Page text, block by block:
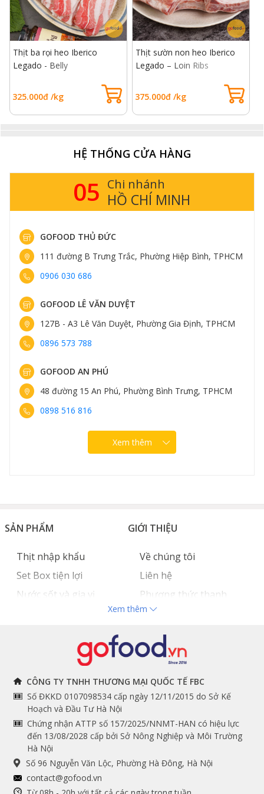
Sườn heo chứa nhiều khoáng chất, vitamin tốt cho sức khỏe
Bên cạnh đó, sườn heo Mỹ còn giàu vitamin tốt cho da,
mắt, hệ thần kinh và hoạt động trí óc. Sử dụng sườn
heo giúp cơ thể có thêm chất chống oxy hóa quan
trọng, đảm bảo khả năng miễn dịch.
Thịt sườn heo cũng góp phần quan trọng bảo vệ cấu
trúc xương, giúp xương và răng chắc khỏe hơn. Đồng
thời nó thúc đẩy việc sản xuất tế bào máu của cơ thể,
tốt cho tim mạch.
Sườn non heo Mỹ - nữ hoàng của
bữa tiệc BBQ
Sườn non heo Mỹ với vân mỡ đều, phần xương dẹp
món nướng, đặc biệt BBQ. Thịt sườn non heo Mỹ với
phần nạc và phần mỡ đan xen nhau nên khi nướng rất
thơm, mềm, thịt nướng ngọt mà không dai.
Sườn non heo Mỹ được mệnh danh là nữ hoàng tiệc BBQ
Công thức làm món sườn heo Mỹ nướng tảng BBQ
Ngò tây băm
Hành tây
Tỏi băm
Tương cà
Giấm bò
Giấm táo
Mù tạt vàng
Gia vị: Muối, tiêu, đường nâu, nước tương
Thịt ba rọi heo Iberico
Legado - Belly
325.000đ /kg
Thịt sườn non heo Iberico
Legado – Loin Ribs
375.000đ /kg
HỆ THỐNG CỬA HÀNG
05 Chi nhánh
HỒ CHÍ MINH
GOFOOD THỦ ĐỨC
111 đường B Trưng Trắc, Phường Hiệp Bình, TPHCM
0906 030 686
GOFOOD LÊ VĂN DUYỆT
127B - A3 Lê Văn Duyệt, Phường Gia Định, TPHCM
0896 573 788
GOFOOD AN PHÚ
48 đường 15 An Phú, Phường Bình Trưng, TPHCM
0898 516 816
Xem thêm
SẢN PHẨM
Thịt nhập khẩu
Set Box tiện lợi
Nước sốt và gia vị
GIỚI THIỆU
Về chúng tôi
Liên hệ
Phương thức thanh
toán
Tuyển dụng
THÔNG TIN
Chính sách và quy định
chung
Hướng dẫn đặt hàng
Cam kết chất lượng
THEO DÕI NGAY
Facebook
Instagram
Youtube
Tiktok
Xem thêm
CÔNG TY TNHH THƯƠNG MẠI QUỐC TẾ FBC
Số ĐKKD 0107098534 cấp ngày 12/11/2015 do Sở Kế
Hoạch và Đầu Tư Hà Nội
Chứng nhận ATTP số 157/2025/NNMT-HAN có hiệu lực
đến 13/08/2028 cấp bởi Sở Nông Nghiệp và Môi Trường
Hà Nội
Số 96 Nguyễn Văn Lộc, Phường Hà Đông, Hà Nội
contact@gofood.vn